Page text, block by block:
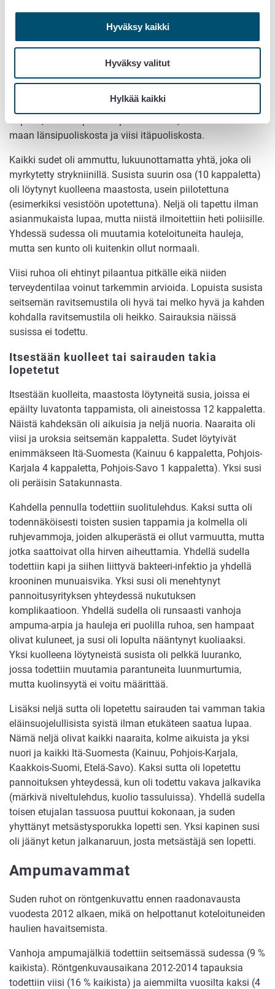
Hyväksy kaikki
Hyväksy valitut
Hylkää kaikki
Luvattomat tappamiset
Luvattomasti tapettuja oli aineistossa 14 kappaletta.
Naaraita oli viisi ja uroksia yhdeksän. Tapauksista yksi oli
Lapista, muut Lapin eteläpuolelta siten, että kahdeksan oli
maan länsipuoliskosta ja viisi itäpuoliskosta.
Kaikki sudet oli ammuttu, lukuunottamatta yhtä, joka oli
myrkytetty strykniinillä. Susista suurin osa (10 kappaletta)
oli löytynyt kuolleena maastosta, usein piilotettuna
(esimerkiksi vesistöön upotettuna). Neljä oli tapettu ilman
asianmukaista lupaa, mutta niistä ilmoitettiin heti poliisille.
Yhdessä sudessa oli muutamia koteloituneita hauleja,
mutta sen kunto oli kuitenkin ollut normaali.
Viisi ruhoa oli ehtinyt pilaantua pitkälle eikä niiden
terveydentilaa voinut tarkemmin arvioida. Lopuista susista
seitsemän ravitsemustila oli hyvä tai melko hyvä ja kahden
kohdalla ravitsemustila oli heikko. Sairauksia näissä
susissa ei todettu.
Itsestään kuolleet tai sairauden takia
lopetetut
Itsestään kuolleita, maastosta löytyneitä susia, joissa ei
epäilty luvatonta tappamista, oli aineistossa 12 kappaletta.
Näistä kahdeksän oli aikuisia ja neljä nuoria. Naaraita oli
viisi ja uroksia seitsemän kappaletta. Sudet löytyivät
enimmäkseen Itä-Suomesta (Kainuu 6 kappaletta, Pohjois-
Karjala 4 kappaletta, Pohjois-Savo 1 kappaletta). Yksi susi
oli peräisin Satakunnasta.
Kahdella pennulla todettiin suolitulehdus. Kaksi sutta oli
todennäköisesti toisten susien tappamia ja kolmella oli
ruhjevammoja, joiden alkuperästä ei ollut varmuutta, mutta
jotka saattoivat olla hirven aiheuttamia. Yhdellä sudella
todettiin kapi ja siihen liittyvä bakteeri-infektio ja yhdellä
krooninen munuaisvika. Yksi susi oli menehtynyt
pannoitusyrityksen yhteydessä nukutuksen
komplikaatioon. Yhdellä sudella oli runsaasti vanhoja
ampuma-arpia ja hauleja eri puolilla ruhoa, sen hampaat
olivat kuluneet, ja susi oli lopulta nääntynyt kuoliaaksi.
Yksi kuolleena löytyneistä susista oli pelkkä luuranko,
jossa todettiin muutamia parantuneita luunmurtumia,
mutta kuolinsyytä ei voitu määrittää.
Lisäksi neljä sutta oli lopetettu sairauden tai vamman takia
eläinsuojelullisista syistä ilman etukäteen saatua lupaa.
Nämä neljä olivat kaikki naaraita, kolme aikuista ja yksi
nuori ja kaikki Itä-Suomesta (Kainuu, Pohjois-Karjala,
Kaakkois-Suomi, Etelä-Savo). Kaksi sutta oli lopetettu
pannoituksen yhteydessä, kun oli todettu vakava jalkavika
(märkivä niveltulehdus, kuolio tassuluissa). Yhdellä sudella
toisen etujalan tassuosa puuttui kokonaan, ja suden
yhyttänyt metsästysporukka lopetti sen. Yksi kapinen susi
oli jäänyt ketun jalkanaruun, josta metsästäjä sen lopetti.
Ampumavammat
Suden ruhot on röntgenkuvattu ennen raadonavausta
vuodesta 2012 alkaen, mikä on helpottanut koteloituneiden
haulien havaitsemista.
Vanhoja ampumajälkiä todettiin seitsemässä sudessa (9 %
kaikista). Röntgenkuvausaikana 2012-2014 tapauksia
todettiin viisi (16 % kaikista) ja aiemmilta vuosilta kaksi (4